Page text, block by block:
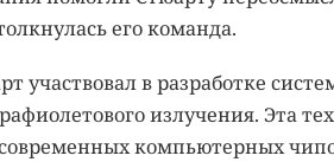
его команда.
участвовал в разработке
излучения. Эта
компьютерных